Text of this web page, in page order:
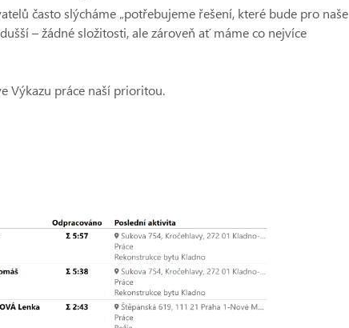
často slýcháme „potřebujeme řešení, které bude pro naše
– žádné složitosti, ale zároveň ať máme co nejvíce
Výkazu práce naší prioritou.